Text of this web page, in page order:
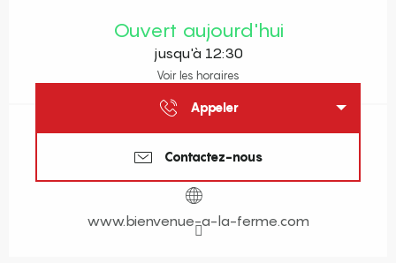
Ouvert aujourd'hui
jusqu'à 12:30
Voir les horaires
Appeler
Contactez-nous
www.bienvenue-a-la-ferme.com